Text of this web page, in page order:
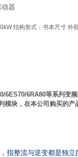
器
结构形式：书本尺寸 外
6ES70/6RA80等系列变
块，在本公司购买的产
指整流与逆变都是独